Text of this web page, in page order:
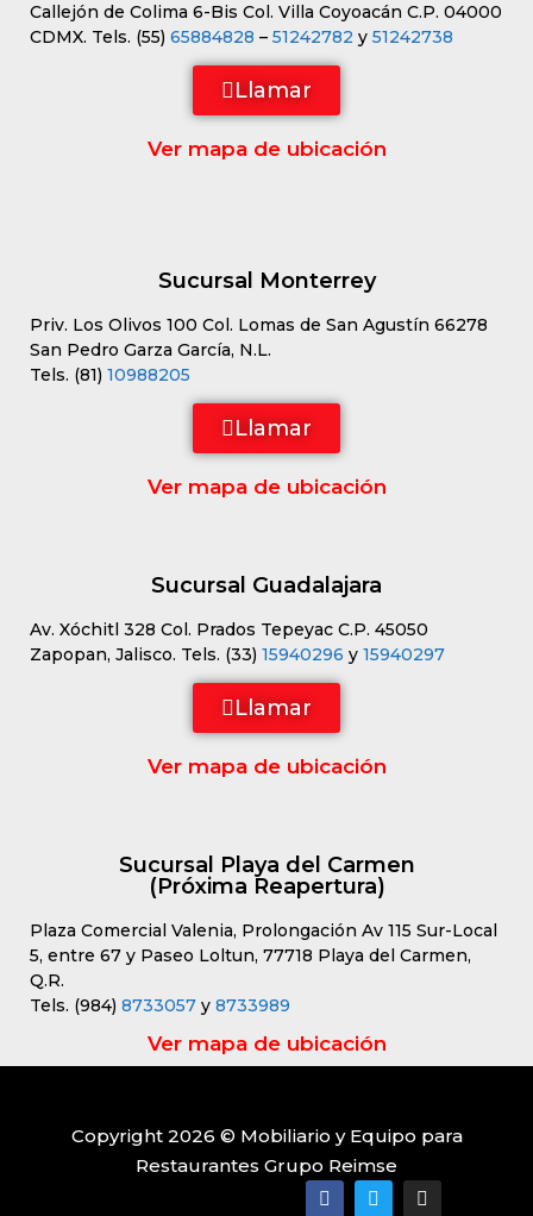
Callejón de Colima 6-Bis Col. Villa Coyoacán C.P. 04000
CDMX. Tels. (55) 65884828 – 51242782 y 51242738
Llamar
Ver mapa de ubicación
Sucursal Monterrey
Priv. Los Olivos 100 Col. Lomas de San Agustín 66278
San Pedro Garza García, N.L.
Tels. (81) 10988205
Llamar
Ver mapa de ubicación
Sucursal Guadalajara
Av. Xóchitl 328 Col. Prados Tepeyac C.P. 45050
Zapopan, Jalisco. Tels. (33) 15940296 y 15940297
Llamar
Ver mapa de ubicación
Sucursal Playa del Carmen
(Próxima Reapertura)
Plaza Comercial Valenia, Prolongación Av 115 Sur-Local
5, entre 67 y Paseo Loltun, 77718 Playa del Carmen,
Q.R.
Tels. (984) 8733057 y 8733989
Ver mapa de ubicación
Copyright 2026 © Mobiliario y Equipo para
Restaurantes Grupo Reimse